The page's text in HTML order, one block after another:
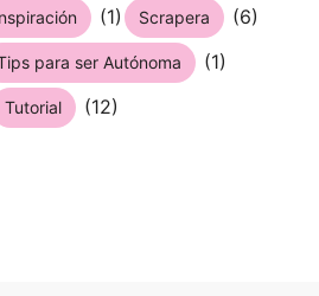
(1) Scrapera (6)
para ser Autónoma (1)
Tutorial (12)